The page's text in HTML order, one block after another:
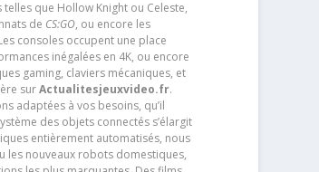
que Hollow Knight ou Celeste,
de CS:GO, ou encore les
consoles occupent une place
inégalées en 4K, ou encore
gaming, claviers mécaniques, et
surActualitesjeuxvideo.fr.
adaptées à vos besoins, qu’il
des objets connectés s’élargit
entièrement automatisés, nous
les nouveaux robots domestiques,